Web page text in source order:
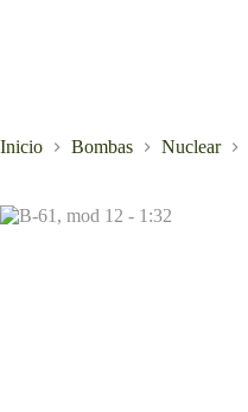
Inicio Bombas Nuclear